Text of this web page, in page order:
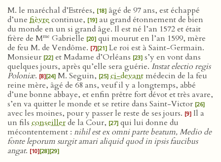
M. le maréchal d’Estrées, [18] âgé de 97 ans, est échappé
d’une fièvrecontinue, [19] au grand étonnement de bien
du monde en un si grand âge. Il est né l’an 1572 et était
frère de Mme Gabrielle [20] qui mourut en l’an 1599, mère
de feu M. de Vendôme. [7][21] Le roi est à Saint-Germain.
Monsieur [22] et Madame d’Orléans [23] s’y en vont dans
quelques jours, après qu’elle sera guérie. Instat electio regis
Poloniæ. [8][24] M. Seguin, [25] ci-devantmédecin de la feu
reine mère, âgé de 68 ans, veuf il y a longtemps, abbé
d’une bonne abbaye, et enfin prêtre fort dévot et très avare,
s’en va quitter le monde et se retire dans Saint-Victor [26]
avec les moines, pour y passer le reste de ses jours. [9] Il a
un fils conseillerde la Cour, [27] qui lui donne du
mécontentement : nihil est ex omni parte beatum, Medio de
fonte leporum surgit amari aliquid quod in ipsis faucibus
angat. [10][28][29]